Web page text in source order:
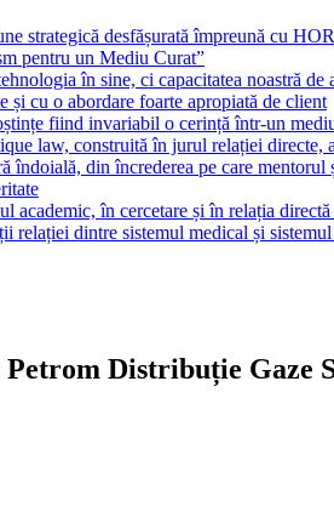
strategică desfășurată împreună cu
pentru un Mediu Curat”
în sine, ci capacitatea noastră
cu o abordare foarte apropiată de client
fiind invariabil o cerință într-un
law, construită în jurul relației directe,
îndoială, din încrederea pe care mentorul
academic, în cercetare și în relația
relației dintre sistemul medical și
Distribuție Gaze